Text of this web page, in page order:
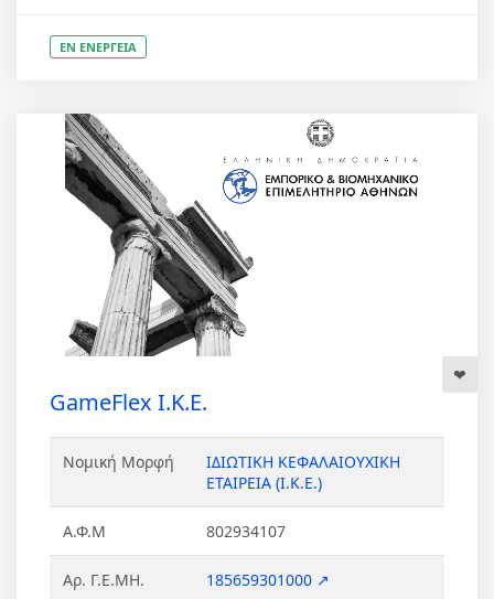
ΕΝ ΕΝΕΡΓΕΙΑ
GameFlex Ι.Κ.Ε.
Νομική Μορφή
ΙΔΙΩΤΙΚΗ ΚΕΦΑΛΑΙΟΥΧΙΚΗ
ΕΤΑΙΡΕΙΑ (Ι.Κ.Ε.)
Α.Φ.Μ 802934107
Αρ. Γ.Ε.ΜΗ. 185659301000 ↗